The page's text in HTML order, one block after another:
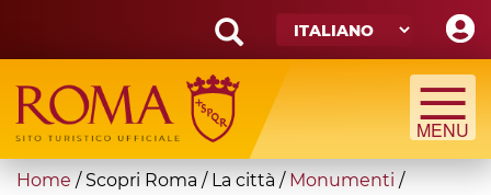
main
content
Search
form
Cerca
You
Home / Scopri Roma / La città / Monumenti /